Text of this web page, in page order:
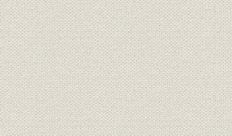
倍に
6ページ建て
移る